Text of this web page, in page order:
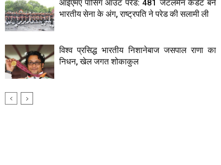
आईएमए पासिंग आउट परेड: 481 जेंटलमैन कैडेट बने
भारतीय सेना के अंग, राष्ट्रपति ने परेड की सलामी ली
विश्व प्रसिद्ध भारतीय निशानेबाज जसपाल राणा का
निधन, खेल जगत शोकाकुल